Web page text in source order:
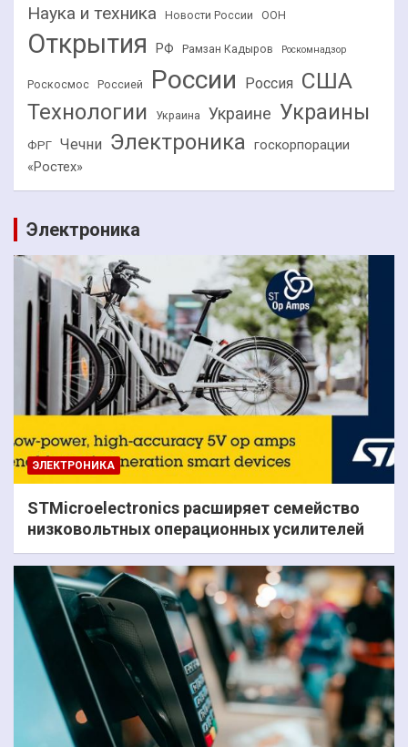
Наука и техника Новости России ООН
Открытия РФ Рамзан Кадыров Роскомнадзор
Роскосмос Россией России Россия США
Технологии Украина Украине Украины
ФРГ Чечни Электроника госкорпорации
«Ростех»
Электроника
ЭЛЕКТРОНИКА
STMicroelectronics расширяет семейство
низковольтных операционных усилителей